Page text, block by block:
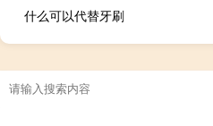
什么可以代替牙刷